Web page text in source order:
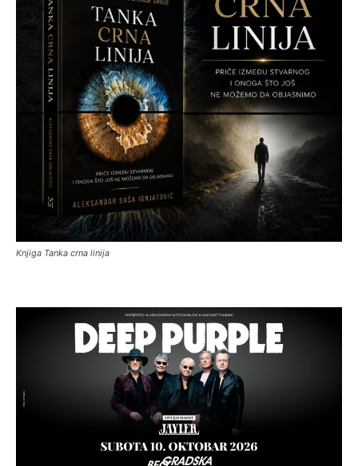
Knjiga Tanka crna linija